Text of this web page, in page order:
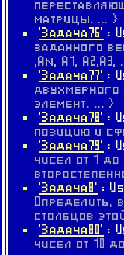
матрицы. ... }
'Задача76' :
заданного
,An, A1,
'Задача77' :
двухмерного
элемент. ... }
'Задача78' :
позицию и
'Задача79' :
чисел от 1
'Задача8' :
Определить,
столбцов
'Задача80' :
чисел от 10